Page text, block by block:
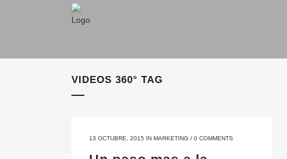
VIDEOS 360° TAG
13 OCTUBRE, 2015 IN MARKETING / 0 COMMENTS